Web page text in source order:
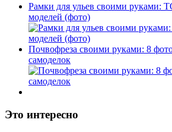
Рамки для ульев своими руками:
моделей (фото)
Почвофреза своими руками: 8
самоделок
Это интересно